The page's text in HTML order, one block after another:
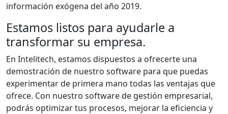
información exógena del año 2019.
Estamos listos para ayudarle a
transformar su empresa.
En Intelitech, estamos dispuestos a ofrecerte una
demostración de nuestro software para que puedas
experimentar de primera mano todas las ventajas que
ofrece. Con nuestro software de gestión empresarial,
podrás optimizar tus procesos, mejorar la eficiencia y